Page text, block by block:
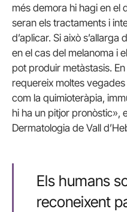
més demora hi hagi en el
seran els tractaments i
d’aplicar. Si això
en el cas del melanoma i
pot produir metàstasis.
requereix moltes
com la quimioteràpia,
hi ha un pitjor pronòstic»,
Dermatologia de Vall
Els humans
reconeixent